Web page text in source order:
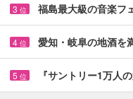
3 位 福島最大級の音楽
4 位 愛知・岐阜の地酒を
5 位 『サントリー1万